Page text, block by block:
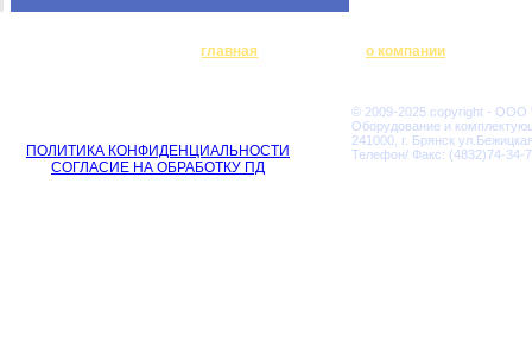
главная о компании
ПОЛИТИКА КОНФИДЕНЦИАЛЬНОСТИ
СОГЛАСИЕ НА ОБРАБОТКУ ПД
© 2009-2025 copyright - ООО
Оборудование и
241000, г. Брянск
Телефон/ Факс: (4832)74-34-